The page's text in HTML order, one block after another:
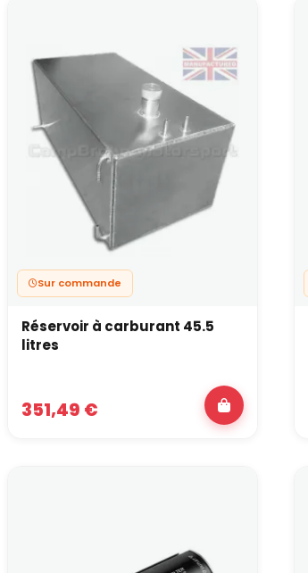
Sur commande
Réservoir à carburant 45.5
litres
351,49 €